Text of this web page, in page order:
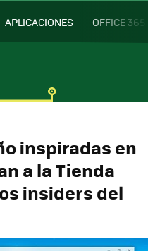
APLICACIONES OFFICE 365
inspiradas en
a la Tienda
insiders del